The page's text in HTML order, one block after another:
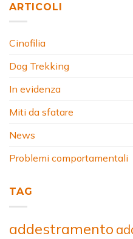
ARTICOLI
Cinofilia
Dog Trekking
In evidenza
Miti da sfatare
News
Problemi comportamentali
TAG
addestramento